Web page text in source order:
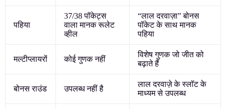
पहिया
37/38 पॉकेट्स
वाला मानक रूलेट
व्हील
“लाल दरवाज़ा” बोनस
पॉकेट के साथ मानक
पहिया
मल्टीप्लायरों कोई गुणक नहीं
विशेष गुणक जो जीत को
बढ़ाते हैं
बोनस राउंड उपलब्ध नहीं है
लाल दरवाज़े के स्लॉट के
माध्यम से उपलब्ध